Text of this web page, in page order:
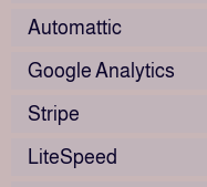
Automattic
Google Analytics
Stripe
LiteSpeed